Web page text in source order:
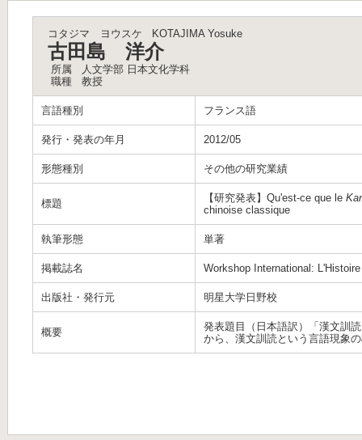
コタジマ ヨウスケ KOTAJIMA Yosuke
古田島 洋介
所属
人文学部 日本文化学科
職種
教授
言語種別 フランス語
発行・発表の年月 2012/05
形態種別 その他の研究業績
標題 【研究発表】Qu'est-ce que le
chinoise classique
執筆形態 単著
掲載誌名 Workshop International:
出版社・発行元 明星大学日野校
概要
発表題目（日本語訳）「漢文訓
から、漢文訓読という言語現象